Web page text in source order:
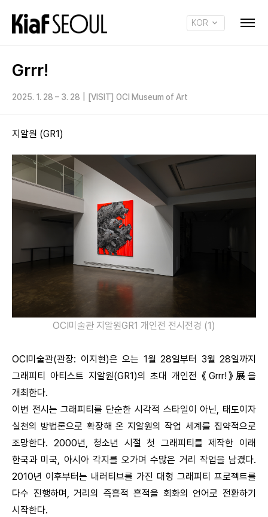
KOR
Grrr!
2025. 1. 28 – 3. 28 [VISIT] OCI Museum of Art
지알원 (GR1)
OCI미술관 지알원GR1 개인전 전시전경 (1)
OCI미술관(관장: 이지현)은 오는 1월 28일부터 3월 28일까지
그래피티 아티스트 지알원(GR1)의 초대 개인전 《Grrr!》展을
개최한다.
이번 전시는 그래피티를 단순한 시각적 스타일이 아닌, 태도이자
실천의 방법론으로 확장해 온 지알원의 작업 세계를 집약적으로
조망한다. 2000년, 청소년 시절 첫 그래피티를 제작한 이래
한국과 미국, 아시아 각지를 오가며 수많은 거리 작업을 남겼다.
2010년 이후부터는 내러티브를 가진 대형 그래피티 프로젝트를
다수 진행하며, 거리의 즉흥적 흔적을 회화의 언어로 전환하기
시작한다.